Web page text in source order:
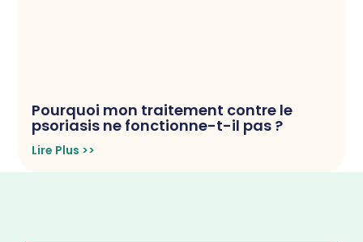
Pourquoi mon traitement contre le
psoriasis ne fonctionne-t-il pas ?
Lire Plus >>